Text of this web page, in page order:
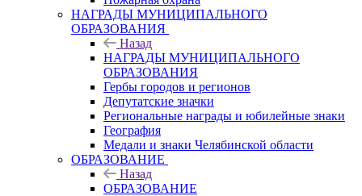
НАГРАДЫ МУНИЦИПАЛЬНОГО
ОБРАЗОВАНИЯ
Назад
НАГРАДЫ МУНИЦИПАЛЬНОГО
ОБРАЗОВАНИЯ
Гербы городов и регионов
Депутатские значки
Региональные награды и юбилейные знаки
География
Медали и знаки Челябинской области
ОБРАЗОВАНИЕ
Назад
ОБРАЗОВАНИЕ